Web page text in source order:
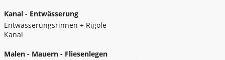
Kanal - Entwässerung
Entwässerungsrinnen + Rigole
Kanal
Malen - Mauern - Fliesenlegen